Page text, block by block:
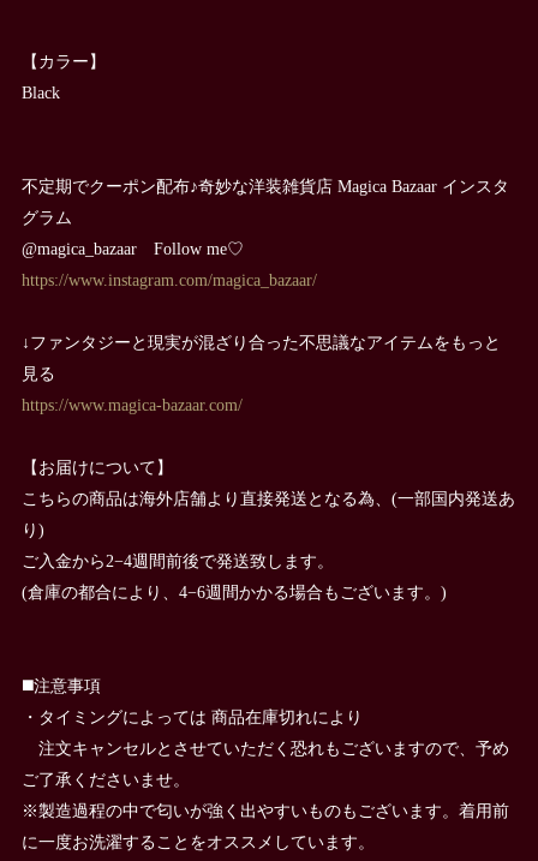
【カラー】
Black
不定期でクーポン配布♪奇妙な洋装雑貨店 Magica Bazaar インスタ
グラム
@magica_bazaar Follow me♡
https://www.instagram.com/magica_bazaar/
↓ファンタジーと現実が混ざり合った不思議なアイテムをもっと
見る
https://www.magica-bazaar.com/
【お届けについて】
こちらの商品は海外店舗より直接発送となる為、(一部国内発送あ
り)
ご入金から2−4週間前後で発送致します。
(倉庫の都合により、4−6週間かかる場合もございます。)
◼️注意事項
・タイミングによっては 商品在庫切れにより
注文キャンセルとさせていただく恐れもございますので、予め
ご了承くださいませ。
※製造過程の中で匂いが強く出やすいものもございます。着用前
に一度お洗濯することをオススメしています。